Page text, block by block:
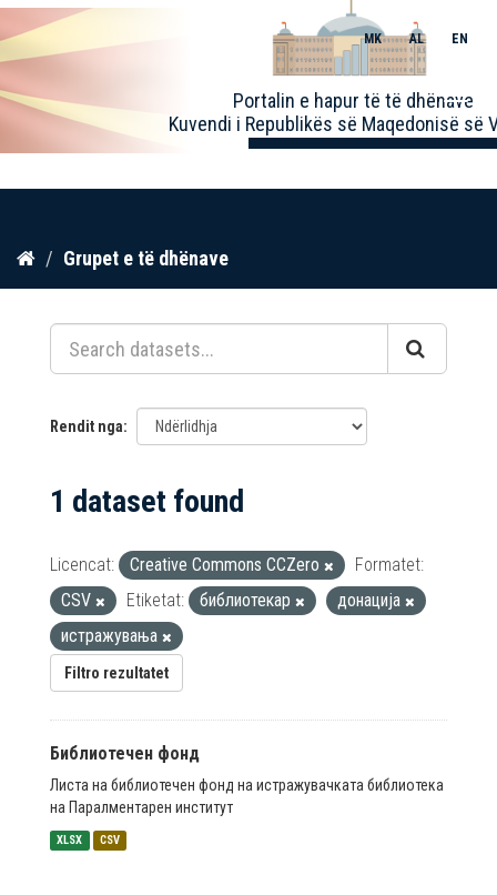
Kalo
përmbajtja
Portalin e hapur të të dhënave
Kuvendi i Republikës së Maqedonisë së
MK AL EN
Toggle
Grupet e të dhënave
Rendit nga
1 dataset found
Licencat: Creative Commons CCZero
Formatet:
CSV
Etiketat: библиотекар
донација
истражувања
Filtro rezultatet
Библиотечен фонд
Листа на библиотечен фонд на истражувачката библиотека
на Паралментарен институт
XLSX CSV